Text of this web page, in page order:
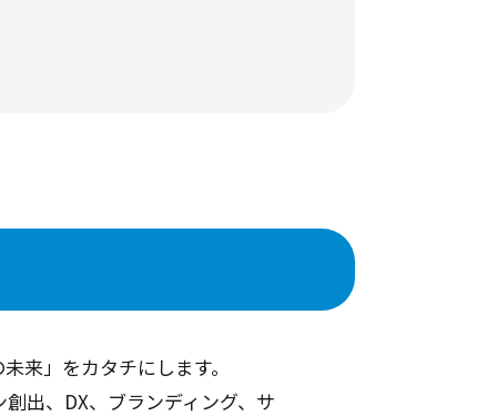
来」をカタチにします。
出、DX、ブランディング、サ